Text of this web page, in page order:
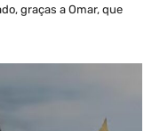
graças a Omar, que